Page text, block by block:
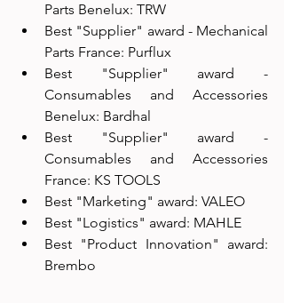
Parts Benelux: TRW
Best "Supplier" award - Mechanical
Parts France: Purflux
Best "Supplier" award -
Consumables and Accessories
Benelux: Bardhal
Best "Supplier" award -
Consumables and Accessories
France: KS TOOLS
Best "Marketing" award: VALEO
Best "Logistics" award: MAHLE
Best "Product Innovation" award:
Brembo